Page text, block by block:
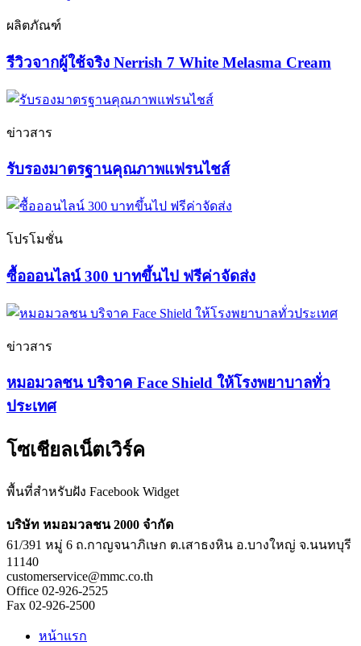
ผลิตภัณฑ์
รีวิวจากผู้ใช้จริง Nerrish 7 White Melasma Cream
ข่าวสาร
รับรองมาตรฐานคุณภาพแฟรนไชส์
โปรโมชั่น
ซื้อออนไลน์ 300 บาทขึ้นไป ฟรีค่าจัดส่ง
ข่าวสาร
หมอมวลชน บริจาค Face Shield ให้โรงพยาบาลทั่ว
ประเทศ
โซเชียลเน็ตเวิร์ค
พื้นที่สำหรับฝัง Facebook Widget
บริษัท หมอมวลชน 2000 จำกัด
61/391 หมู่ 6 ถ.กาญจนาภิเษก ต.เสาธงหิน อ.บางใหญ่ จ.นนทบุรี
11140
customerservice@mmc.co.th
Office 02-926-2525
Fax 02-926-2500
หน้าแรก